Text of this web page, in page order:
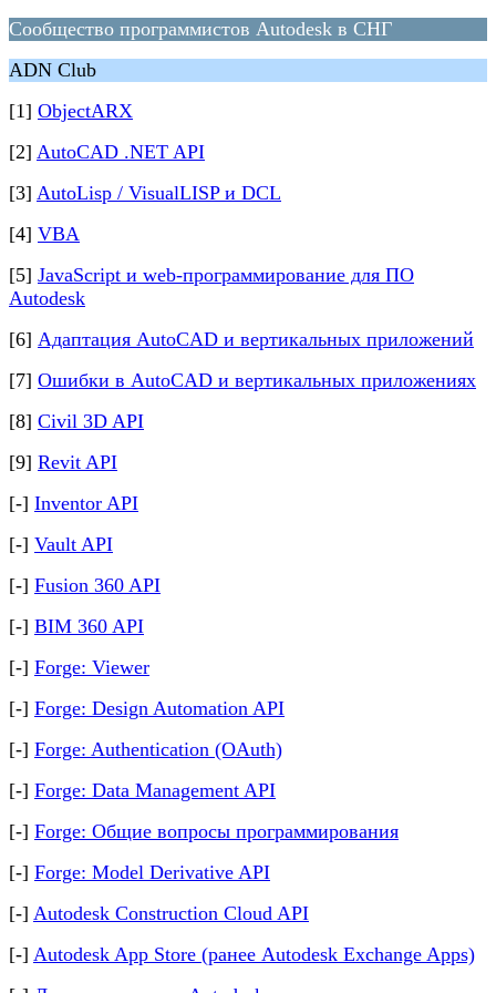
Сообщество программистов Autodesk в СНГ
ADN Club
[1] ObjectARX
[2] AutoCAD .NET API
[3] AutoLisp / VisualLISP и DCL
[4] VBA
[5] JavaScript и web-программирование для ПО
Autodesk
[6] Адаптация AutoCAD и вертикальных приложений
[7] Ошибки в AutoCAD и вертикальных приложениях
[8] Civil 3D API
[9] Revit API
[-] Inventor API
[-] Vault API
[-] Fusion 360 API
[-] BIM 360 API
[-] Forge: Viewer
[-] Forge: Design Automation API
[-] Forge: Authentication (OAuth)
[-] Forge: Data Management API
[-] Forge: Общие вопросы программирования
[-] Forge: Model Derivative API
[-] Autodesk Construction Cloud API
[-] Autodesk App Store (ранее Autodesk Exchange Apps)